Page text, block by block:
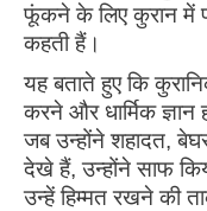
फूंकने के लिए कुरान में
कहती हैं।
यह बताते हुए कि
करने और धार्मिक
जब उन्होंने शहादत,
देखे हैं, उन्होंने साफ
उन्हें हिम्मत रखने की